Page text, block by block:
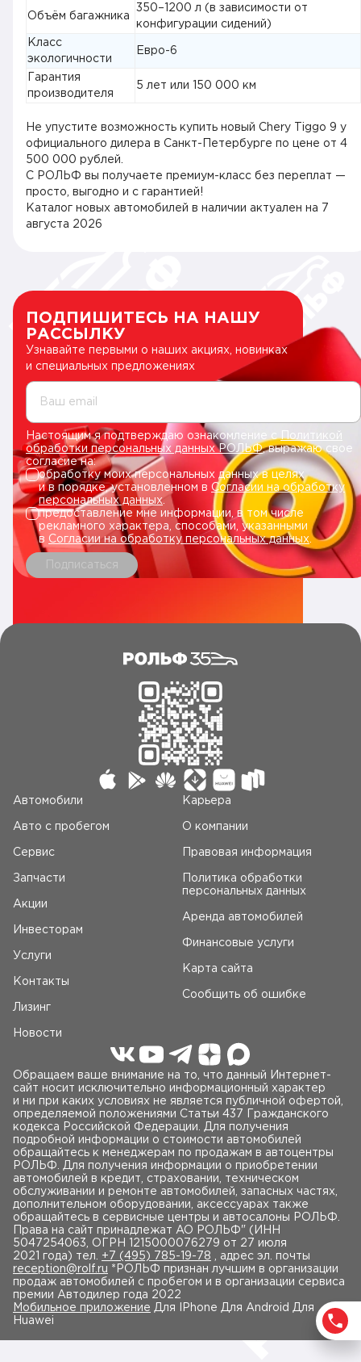
Объём багажника
350–1200 л (в зависимости от
конфигурации сидений)
Класс
экологичности
Евро-6
Гарантия
производителя
5 лет или 150 000 км
Не упустите возможность купить новый Chery Tiggo 9 у
официального дилера в Санкт-Петербурге по цене от 4
500 000 рублей.
С РОЛЬФ вы получаете премиум-класс без переплат —
просто, выгодно и с гарантией!
Каталог новых автомобилей в наличии актуален на 7
августа 2026
ПОДПИШИТЕСЬ НА НАШУ
РАССЫЛКУ
Узнавайте первыми о наших акциях, новинках
и специальных предложениях
Ваш email
Настоящим я подтверждаю ознакомление сПолитикой
обработки персональных данных РОЛЬФ, выражаю свое
согласие на:
обработку моих персональных данных в целях
и в порядке, установленном в Согласии на обработку
персональных данных.
предоставление мне информации, в том числе
рекламного характера, способами, указанными
в Согласии на обработку персональных данных
Подписаться
Автомобили
Авто c пробегом
Сервис
Запчасти
Акции
Инвесторам
Услуги
Контакты
Лизинг
Новости
Карьера
О компании
Правовая информация
Политика обработки
персональных данных
Аренда автомобилей
Финансовые услуги
Карта сайта
Сообщить об ошибке
Обращаем ваше внимание на то, что данный Интернет-
сайт носит исключительно информационный характер
и ни при каких условиях не является публичной офертой,
определяемой положениями Статьи 437 Гражданского
кодекса Российской Федерации. Для получения
подробной информации о стоимости автомобилей
обращайтесь к менеджерам по продажам в автоцентры
РОЛЬФ. Для получения информации о приобретении
автомобилей в кредит, страховании, техническом
обслуживании и ремонте автомобилей, запасных частях,
дополнительном оборудовании, аксессуарах также
обращайтесь в сервисные центры и автосалоны РОЛЬФ.
Права на сайт принадлежат AO РОЛЬФ" (ИНН
5047254063, ОГРН 1215000076279 от 27 июля
2021 года) тел. +7 (495) 785-19-78 , адрес эл. почты
reception@rolf.ru *РОЛЬФ признан лучшим в организации
продаж автомобилей с пробегом и в организации сервиса
премии Автодилер года 2022
Мобильное приложение Для IPhone Для Android Для
Huawei